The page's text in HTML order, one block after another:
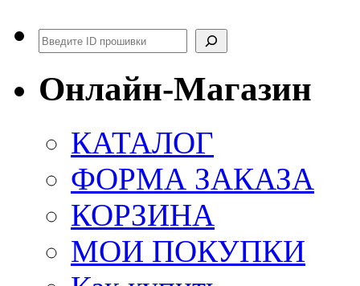
Поиск
Онлайн-Магазин
КАТАЛОГ
ФОРМА ЗАКАЗА
КОРЗИНА
МОИ ПОКУПКИ